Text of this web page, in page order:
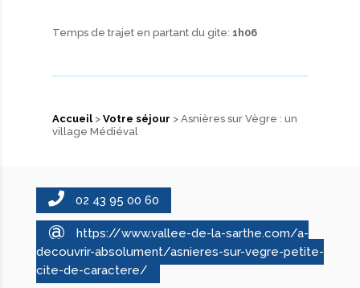
Temps de trajet en partant du gite: 1h06
Accueil> Votre séjour > Asnières sur Vègre : un
village Médiéval
02 43 95 00 60
@
https://www.vallee-de-la-sarthe.com/a-
decouvrir-absolument/asnieres-sur-vegre-petite-
cite-de-caractere/